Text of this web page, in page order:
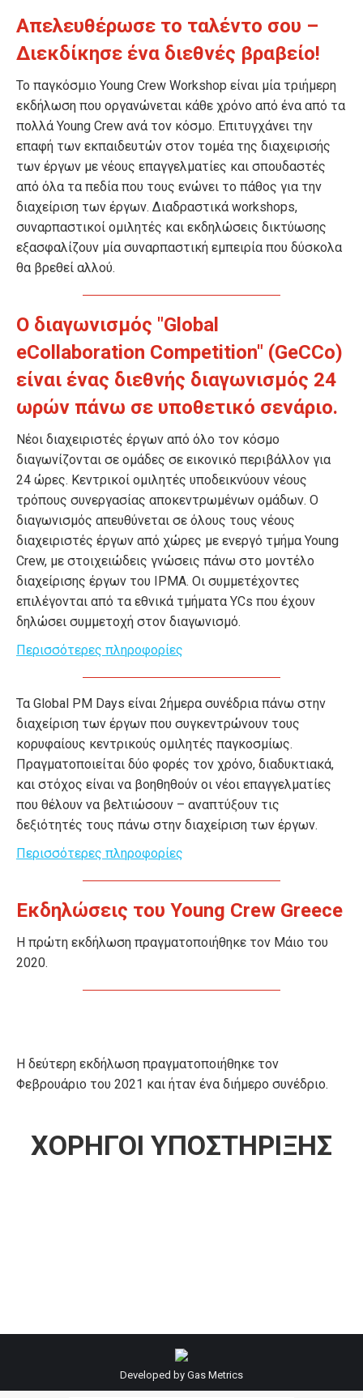
Απελευθέρωσε το ταλέντο σου –
Διεκδίκησε ένα διεθνές βραβείο!
Το παγκόσμιο Young Crew Workshop είναι μία τριήμερη
εκδήλωση που οργανώνεται κάθε χρόνο από ένα από τα
πολλά Young Crew ανά τον κόσμο. Επιτυγχάνει την
επαφή των εκπαιδευτών στον τομέα της διαχειρισής
των έργων με νέους επαγγελματίες και σπουδαστές
από όλα τα πεδία που τους ενώνει το πάθος για την
διαχείριση των έργων. Διαδραστικά workshops,
συναρπαστικοί ομιλητές και εκδηλώσεις δικτύωσης
εξασφαλίζουν μία συναρπαστική εμπειρία που δύσκολα
θα βρεθεί αλλού.
Ο διαγωνισμός "Global
eCollaboration Competition" (GeCCo)
είναι ένας διεθνής διαγωνισμός 24
ωρών πάνω σε υποθετικό σενάριο.
Νέοι διαχειριστές έργων από όλο τον κόσμο
διαγωνίζονται σε ομάδες σε εικονικό περιβάλλον για
24 ώρες. Κεντρικοί ομιλητές υποδεικνύουν νέους
τρόπους συνεργασίας αποκεντρωμένων ομάδων. Ο
διαγωνισμός απευθύνεται σε όλους τους νέους
διαχειριστές έργων από χώρες με ενεργό τμήμα Young
Crew, με στοιχειώδεις γνώσεις πάνω στο μοντέλο
διαχείρισης έργων του IPMA. Οι συμμετέχοντες
επιλέγονται από τα εθνικά τμήματα YCs που έχουν
δηλώσει συμμετοχή στον διαγωνισμό.
Περισσότερες πληροφορίες
Τα Global PM Days είναι 2ήμερα συνέδρια πάνω στην
διαχείριση των έργων που συγκεντρώνουν τους
κορυφαίους κεντρικούς ομιλητές παγκοσμίως.
Πραγματοποιείται δύο φορές τον χρόνο, διαδυκτιακά,
και στόχος είναι να βοηθηθούν οι νέοι επαγγελματίες
που θέλουν να βελτιώσουν – αναπτύξουν τις
δεξιότητές τους πάνω στην διαχείριση των έργων.
Περισσότερες πληροφορίες
Εκδηλώσεις του Young Crew Greece
Η πρώτη εκδήλωση πραγματοποιήθηκε τον Μάιο του
2020.
Η δεύτερη εκδήλωση πραγματοποιήθηκε τον
Φεβρουάριο του 2021 και ήταν ένα διήμερο συνέδριο.
ΧΟΡΗΓΟΙ ΥΠΟΣΤΗΡΙΞΗΣ
Developed by Gas Metrics